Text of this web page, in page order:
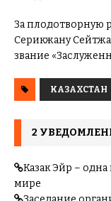
За плодотворную
Серикжану
звание
КАЗАХСТАН
2
Казак Эйр –
мире